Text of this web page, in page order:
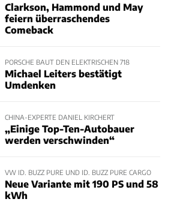
Clarkson, Hammond und May
feiern überraschendes
Comeback
PORSCHE BAUT DEN ELEKTRISCHEN 718
Michael Leiters bestätigt
Umdenken
CHINA-EXPERTE DANIEL KIRCHERT
„Einige Top-Ten-Autobauer
werden verschwinden“
VW ID. BUZZ PURE UND ID. BUZZ PURE CARGO
Neue Variante mit 190 PS und 58
kWh